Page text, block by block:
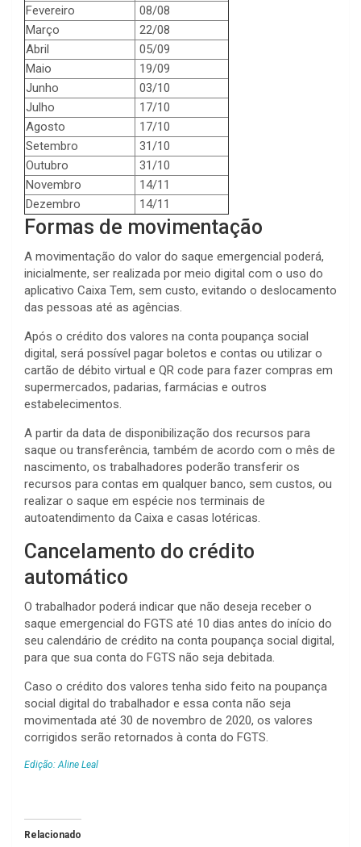
Fevereiro
08/08
Março
22/08
Abril
05/09
Maio
19/09
Junho
03/10
Julho
17/10
Agosto
17/10
Setembro
31/10
Outubro
31/10
Novembro
14/11
Dezembro
14/11
Formas de movimentação
A movimentação do valor do saque emergencial poderá,
inicialmente, ser realizada por meio digital com o uso do
aplicativo Caixa Tem, sem custo, evitando o deslocamento
das pessoas até as agências.
Após o crédito dos valores na conta poupança social
digital, será possível pagar boletos e contas ou utilizar o
cartão de débito virtual e QR code para fazer compras em
supermercados, padarias, farmácias e outros
estabelecimentos.
A partir da data de disponibilização dos recursos para
saque ou transferência, também de acordo com o mês de
nascimento, os trabalhadores poderão transferir os
recursos para contas em qualquer banco, sem custos, ou
realizar o saque em espécie nos terminais de
autoatendimento da Caixa e casas lotéricas.
Cancelamento do crédito
automático
O trabalhador poderá indicar que não deseja receber o
saque emergencial do FGTS até 10 dias antes do início do
seu calendário de crédito na conta poupança social digital,
para que sua conta do FGTS não seja debitada.
Caso o crédito dos valores tenha sido feito na poupança
social digital do trabalhador e essa conta não seja
movimentada até 30 de novembro de 2020, os valores
corrigidos serão retornados à conta do FGTS.
Edição: Aline Leal
Relacionado